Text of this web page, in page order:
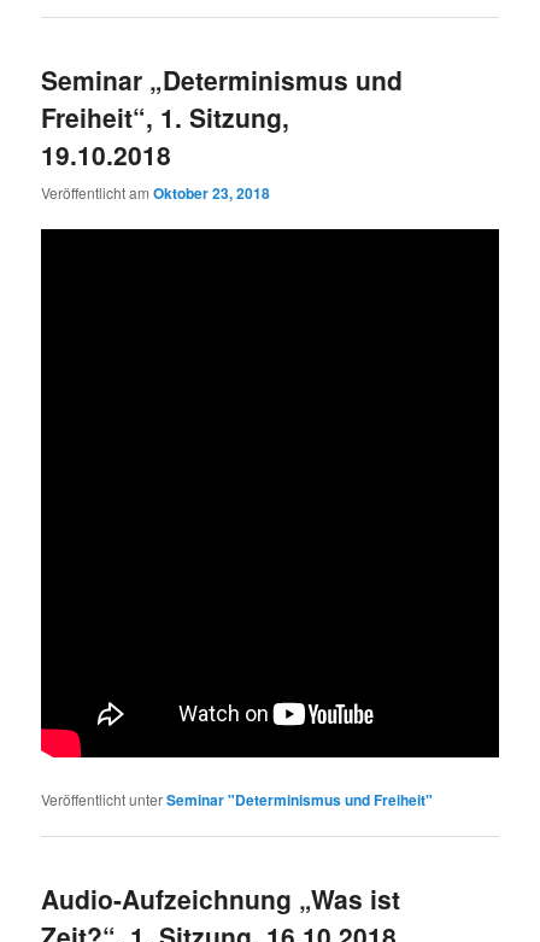
Seminar „Determinismus und
Freiheit“, 1. Sitzung,
19.10.2018
Veröffentlicht amOktober 23, 2018
Veröffentlicht unterSeminar "Determinismus und Freiheit"
Audio-Aufzeichnung „Was ist